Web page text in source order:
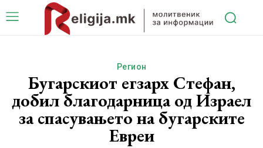
Регион
Бугарскиот егзарх Стефан,
добил благодарница од Израел
за спасувањето на бугарските
Евреи